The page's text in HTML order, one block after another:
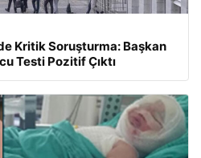
Kritik Soruşturma: Başkan
Testi Pozitif Çıktı